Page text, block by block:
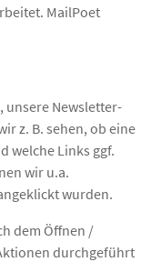
MailPoet
unsere Newsletter-
z. B. sehen, ob eine
welche Links ggf.
wir u.a.
wurden.
dem Öffnen /
durchgeführt